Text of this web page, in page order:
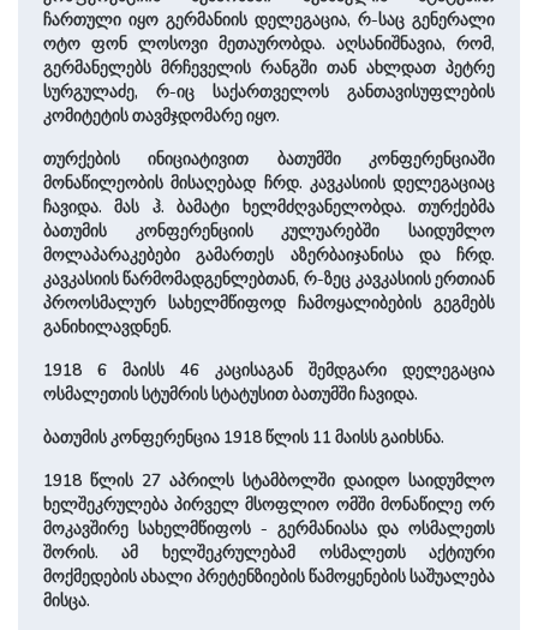
ჩართული იყო გერმანიის დელეგაცია, რ-საც გენერალი
ოტო ფონ ლოსოვი მეთაურობდა. აღსანიშნავია, რომ,
გერმანელებს მრჩეველის რანგში თან ახლდათ პეტრე
სურგულაძე, რ-იც საქართველოს განთავისუფლების
კომიტეტის თავმჯდომარე იყო.
თურქების ინიციატივით ბათუმში კონფერენციაში
მონაწილეობის მისაღებად ჩრდ. კავკასიის დელეგაციაც
ჩავიდა. მას ჰ. ბამატი ხელმძღვანელობდა. თურქებმა
ბათუმის კონფერენციის კულუარებში საიდუმლო
მოლაპარაკებები გამართეს აზერბაიჯანისა და ჩრდ.
კავკასიის წარმომადგენლებთან, რ-ზეც კავკასიის ერთიან
პროოსმალურ სახელმწიფოდ ჩამოყალიბების გეგმებს
განიხილავდნენ.
1918 6 მაისს 46 კაცისაგან შემდგარი დელეგაცია
ოსმალეთის სტუმრის სტატუსით ბათუმში ჩავიდა.
ბათუმის კონფერენცია 1918 წლის 11 მაისს გაიხსნა.
1918 წლის 27 აპრილს სტამბოლში დაიდო საიდუმლო
ხელშეკრულება პირველ მსოფლიო ომში მონაწილე ორ
მოკავშირე სახელმწიფოს - გერმანიასა და ოსმალეთს
შორის. ამ ხელშეკრულებამ ოსმალეთს აქტიური
მოქმედების ახალი პრეტენზიების წამოყენების საშუალება
მისცა.